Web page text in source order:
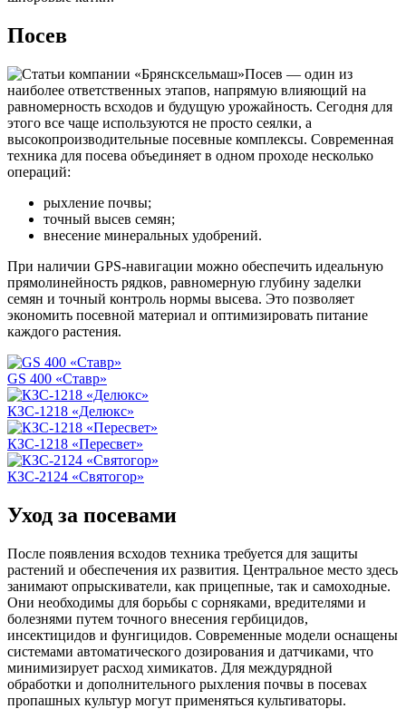
Посев
Посев — один из
наиболее ответственных этапов, напрямую влияющий на
равномерность всходов и будущую урожайность. Сегодня для
этого все чаще используются не просто сеялки, а
высокопроизводительные посевные комплексы. Современная
техника для посева объединяет в одном проходе несколько
операций:
рыхление почвы;
точный высев семян;
внесение минеральных удобрений.
При наличии GPS-навигации можно обеспечить идеальную
прямолинейность рядков, равномерную глубину заделки
семян и точный контроль нормы высева. Это позволяет
экономить посевной материал и оптимизировать питание
каждого растения.
GS 400 «Ставр»
КЗС-1218 «Делюкс»
КЗС-1218 «Пересвет»
КЗС-2124 «Святогор»
Уход за посевами
После появления всходов техника требуется для защиты
растений и обеспечения их развития. Центральное место здесь
занимают опрыскиватели, как прицепные, так и самоходные.
Они необходимы для борьбы с сорняками, вредителями и
болезнями путем точного внесения гербицидов,
инсектицидов и фунгицидов. Современные модели оснащены
системами автоматического дозирования и датчиками, что
минимизирует расход химикатов. Для междурядной
обработки и дополнительного рыхления почвы в посевах
пропашных культур могут применяться культиваторы.